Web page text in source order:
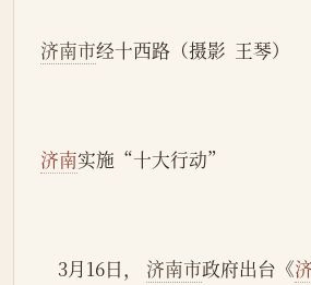
济南市经十西路（摄影  王琴）
济南实施“十大行动”
    3月16日，
济南市政府出台《